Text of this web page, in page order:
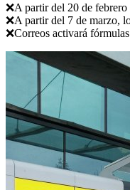
❌A partir del 20 de
❌A partir del 7 de marzo,
❌Correos activará